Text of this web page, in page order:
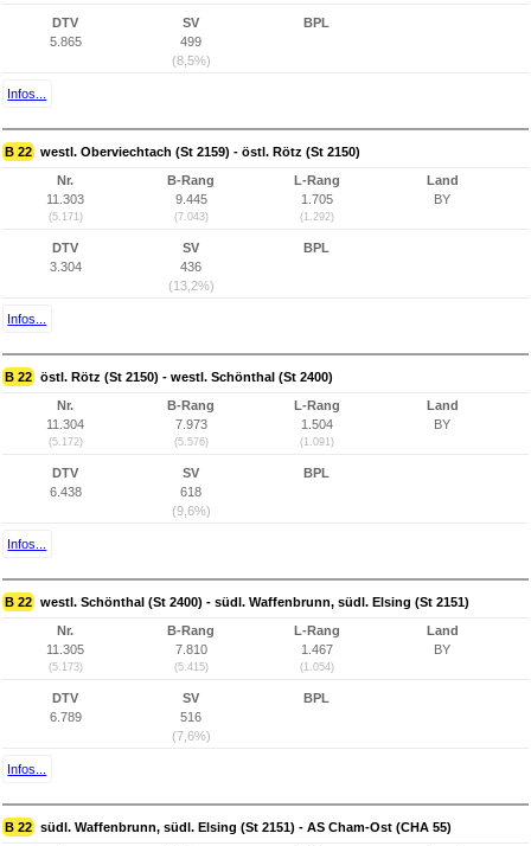
DTV
5.865
SV
499
(8,5%)
BPL
Infos...
B 22 westl. Oberviechtach (St 2159) - östl. Rötz (St 2150)
Nr.
11.303
(5.171)
B-Rang
9.445
(7.043)
L-Rang
1.705
(1.292)
Land
BY
DTV
3.304
SV
436
(13,2%)
BPL
Infos...
B 22 östl. Rötz (St 2150) - westl. Schönthal (St 2400)
Nr.
11.304
(5.172)
B-Rang
7.973
(5.576)
L-Rang
1.504
(1.091)
Land
BY
DTV
6.438
SV
618
(9,6%)
BPL
Infos...
B 22 westl. Schönthal (St 2400) - südl. Waffenbrunn, südl. Elsing (St 2151)
Nr.
11.305
(5.173)
B-Rang
7.810
(5.415)
L-Rang
1.467
(1.054)
Land
BY
DTV
6.789
SV
516
(7,6%)
BPL
Infos...
B 22 südl. Waffenbrunn, südl. Elsing (St 2151) - AS Cham-Ost (CHA 55)